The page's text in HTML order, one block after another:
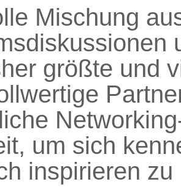
Mischung
größte und
um sich
inspirieren zu